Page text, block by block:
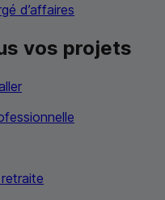
d’affaires
vos projets